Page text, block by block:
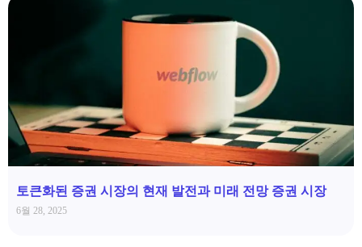
토큰화된 증권 시장의 현재 발전과 미래 전망 증권 시장
6월 28, 2025